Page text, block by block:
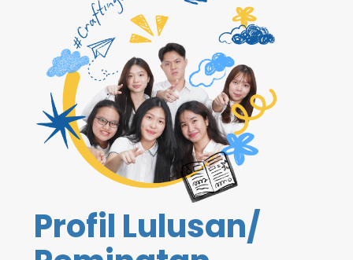
Profil Lulusan/